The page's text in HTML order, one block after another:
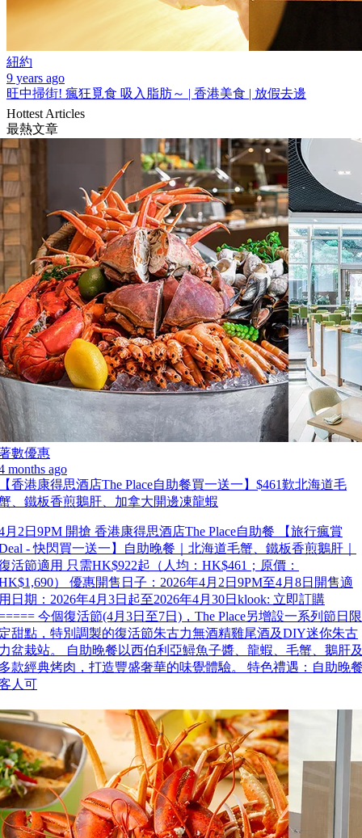
紐約
9 years ago
旺中掃街! 瘋狂覓食 吸入脂肪～ | 香港美食 | 放假去邊
Hottest Articles
最熱文章
數優惠
months ago
香港康得思酒店The Place自助餐買一送一】$461歎北海道毛
、鐵板香煎鵝肝、加拿大開邊凍龍蝦
月2日9PM 開搶 香港康得思酒店The Place自助餐 【旅行瘋賞
- 快閃買一送一】自助晚餐｜北海道毛蟹、鐵板香煎鵝肝｜
活節適用 只需HK$922起（人均：HK$461；原價：
） 優惠開售日子：2026年4月2日9PM至4月8日開售適
日期：2026年4月3日起至2026年4月30日klook: 立即訂購
今個復活節(4月3日至7日)，The Place另增設一系列節日限
甜點，特別調製的復活節朱古力無酒精雞尾酒及DIY迷你朱古
盆栽站。 自助晚餐以西伯利亞鱘魚子醬、龍蝦、毛蟹、鵝肝
款經典烤肉，打造豐盛奢華的味覺體驗。 特色禮遇：自助晚
人可